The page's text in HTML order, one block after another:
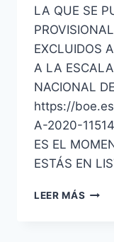
LA QUE SE
EXCLUIDOS
A LA
NACIONAL
https://
A-2020-
ES EL
ESTÁS EN
LEER MÁS